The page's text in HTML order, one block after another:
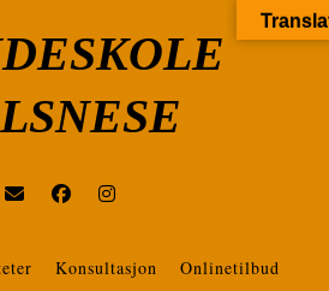
Konsultasjon Onlinetilbud